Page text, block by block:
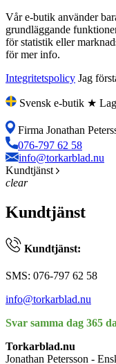
Vår e-butik använder
grundläggande
för statistik eller
för mer info.
Integritetspolicy Jag
Svensk e-butik ★
Firma Jonathan
076-797 62 58
info@torkarblad.nu
Kundtjänst
clear
Kundtjänst
Kundtjänst:
SMS: 076-797 62 58
info@torkarblad.nu
Svar samma dag 365
Torkarblad.nu
Jonathan Petersson -